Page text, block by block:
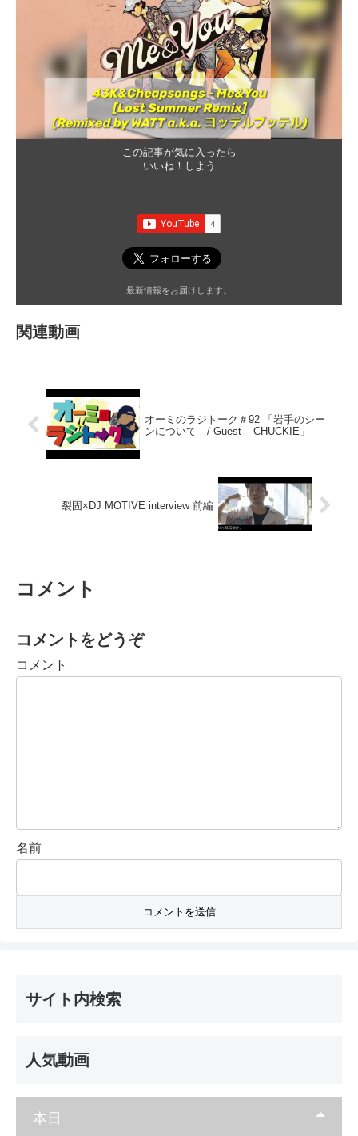
この記事が気に入ったら
いいね！しよう
最新情報をお届けします。
関連動画
オーミのラジトーク＃92 「岩手のシー
ンについて / Guest – CHUCKIE」
裂固×DJ MOTIVE interview 前編
コメント
コメントをどうぞ
コメント
名前
サイト内検索
人気動画
本日